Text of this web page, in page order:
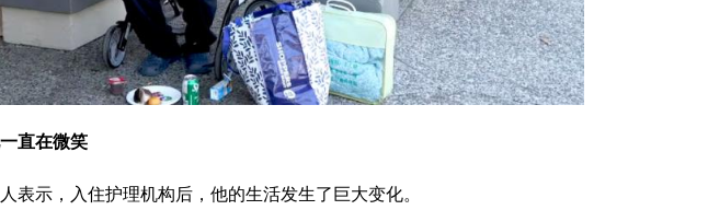
直在微笑
表示，入住护理机构后，他的生活发生了巨大变化。